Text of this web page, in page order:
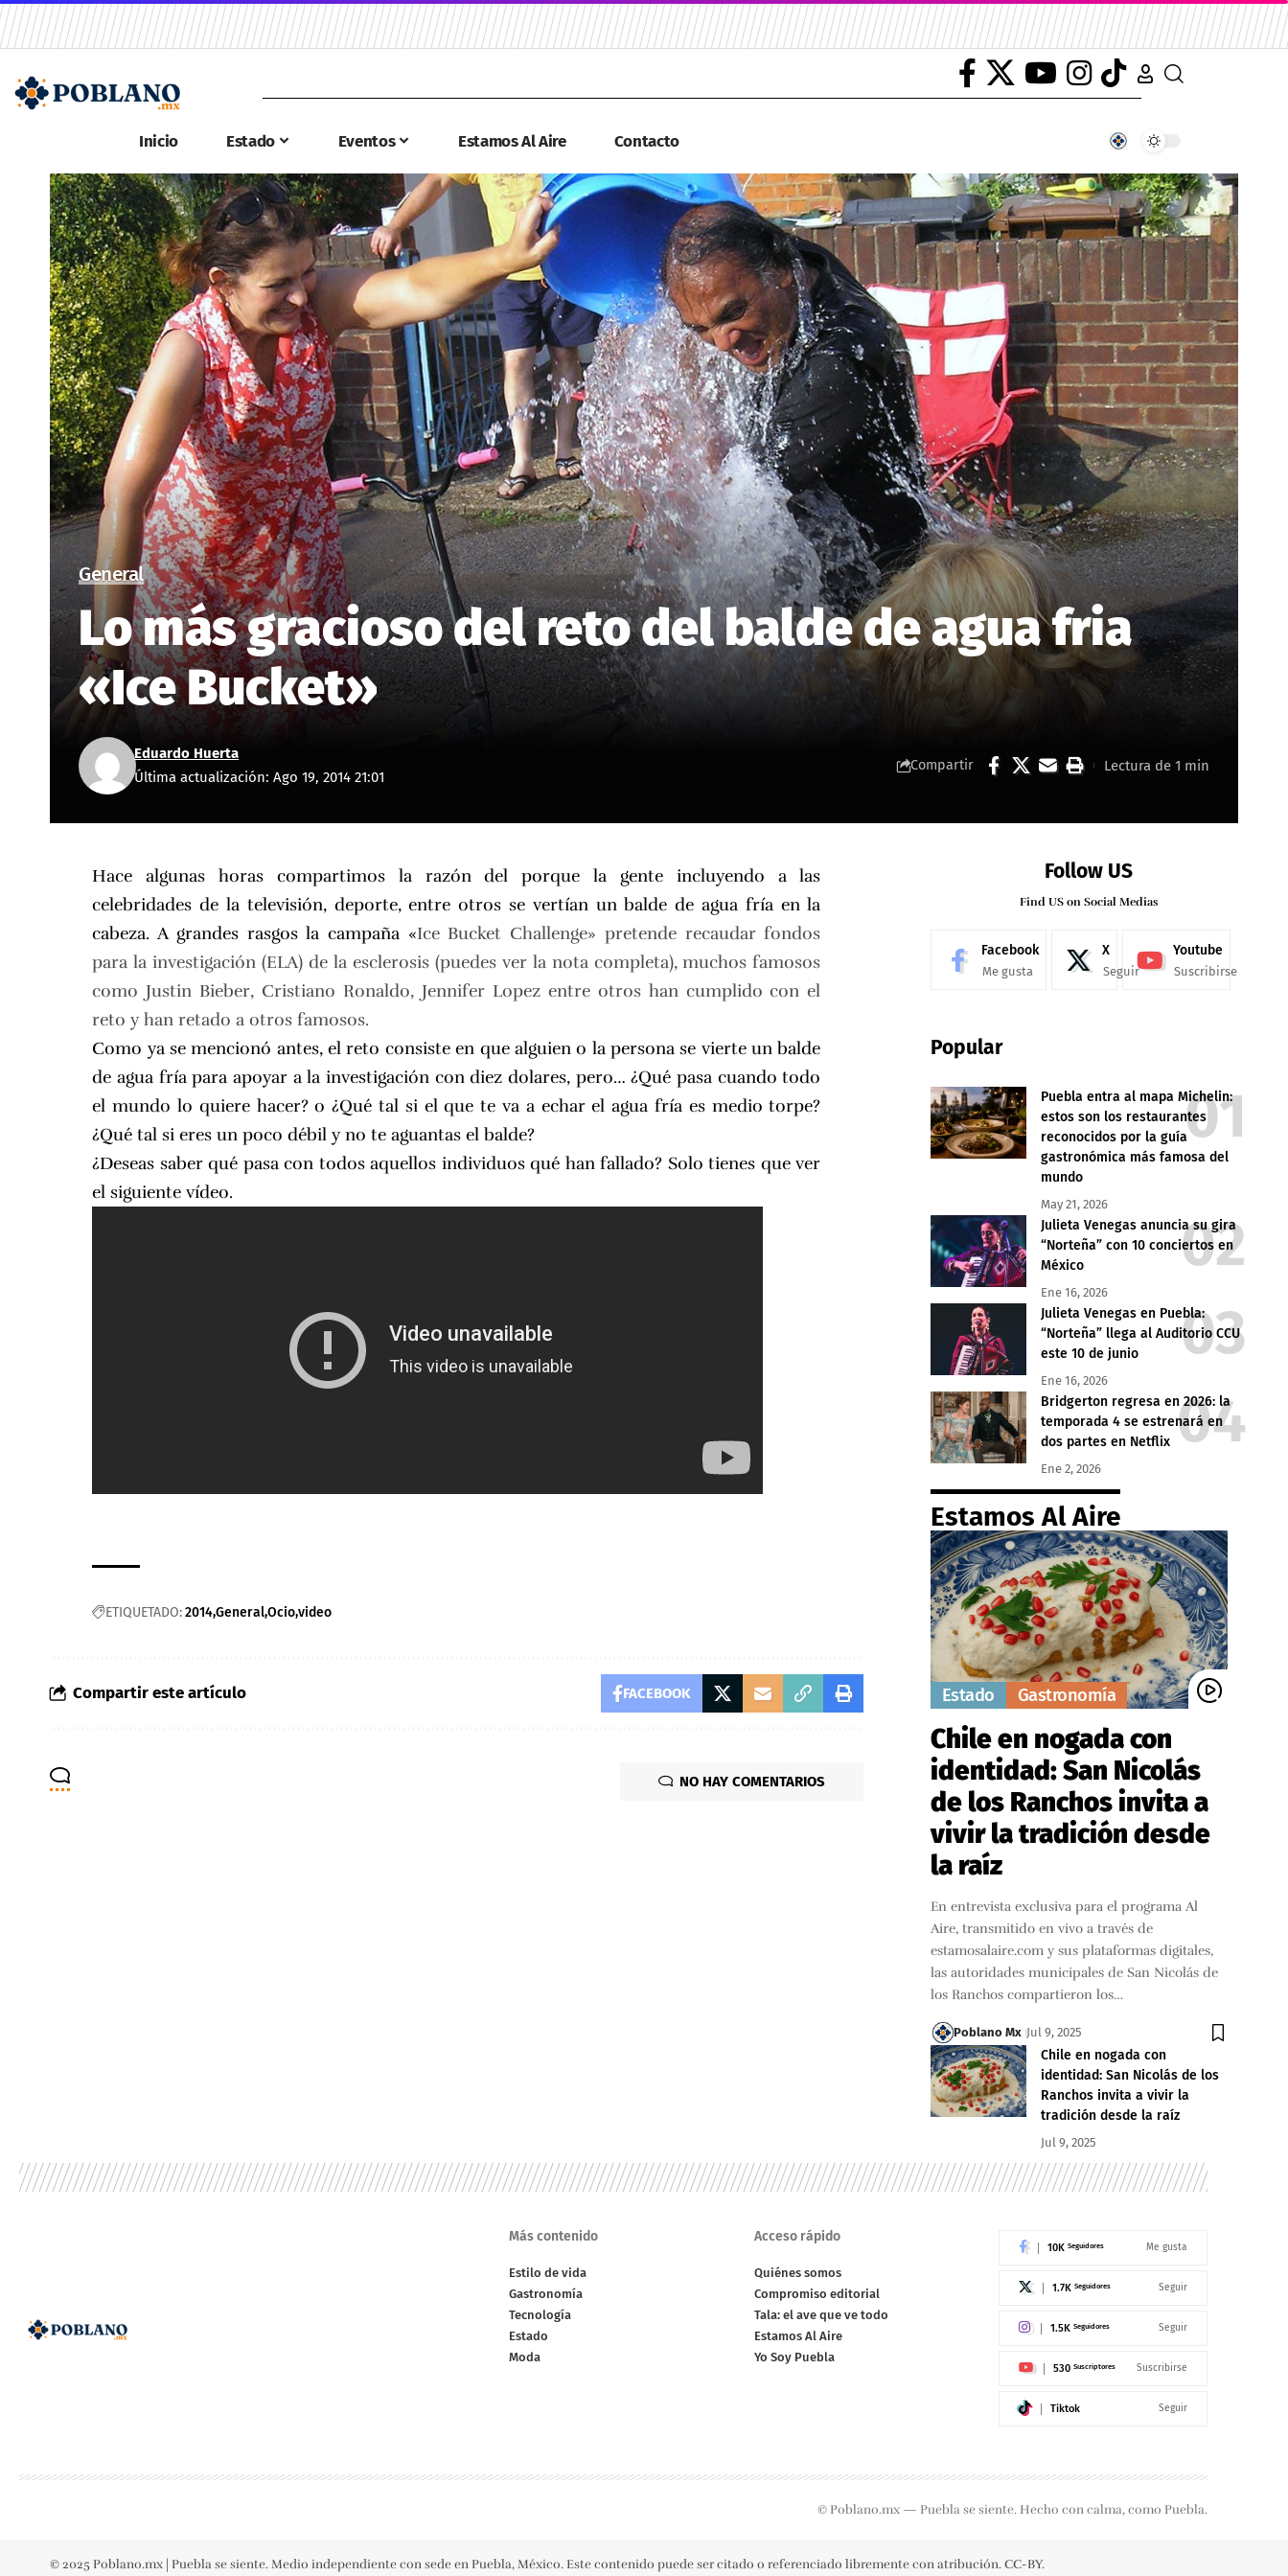
Inicio Estado Eventos Estamos Al Aire Contacto
General
Lo más gracioso del reto del balde de agua fria
«Ice Bucket»
Última actualización: Ago 19, 2014 21:01
Eduardo Huerta
Compartir Lectura de 1 min
Hace algunas horas compartimos la razón del porque la gente incluyendo a las
celebridades de la televisión, deporte, entre otros se vertían un balde de agua fría en la
cabeza. A grandes rasgos la campaña «Ice Bucket Challenge» pretende recaudar fondos
para la investigación (ELA) de la esclerosis (puedes ver la nota completa), muchos famosos
como Justin Bieber, Cristiano Ronaldo, Jennifer Lopez entre otros han cumplido con el
reto y han retado a otros famosos.
Como ya se mencionó antes, el reto consiste en que alguien o la persona se vierte un balde
de agua fría para apoyar a la investigación con diez dolares, pero… ¿Qué pasa cuando todo
el mundo lo quiere hacer? o ¿Qué tal si el que te va a echar el agua fría es medio torpe?
¿Qué tal si eres un poco débil y no te aguantas el balde?
¿Deseas saber qué pasa con todos aquellos individuos qué han fallado? Solo tienes que ver
el siguiente vídeo.
ETIQUETADO:2014GeneralOciovideo
Compartir este artículo FACEBOOK
NO HAY COMENTARIOS
Follow US
Find US on Social Medias
Facebook
Me gusta
X
Seguir
Youtube
Suscribirse
Popular
Puebla entra al mapa Michelin:
estos son los restaurantes
reconocidos por la guía
gastronómica más famosa del
mundo
May 21, 2026
Julieta Venegas anuncia su gira
“Norteña” con 10 conciertos en
México
Ene 16, 2026
Julieta Venegas en Puebla:
“Norteña” llega al Auditorio CCU
este 10 de junio
Ene 16, 2026
Bridgerton regresa en 2026: la
temporada 4 se estrenará en
dos partes en Netflix
Ene 2, 2026
Estamos Al Aire
Estado Gastronomía
Chile en nogada con
identidad: San Nicolás
de los Ranchos invita a
vivir la tradición desde
la raíz
En entrevista exclusiva para el programa Al
Aire, transmitido en vivo a través de
estamosalaire.com y sus plataformas digitales,
las autoridades municipales de San Nicolás de
los Ranchos compartieron los…
Poblano Mx Jul 9, 2025
Chile en nogada con
identidad: San Nicolás de los
Ranchos invita a vivir la
tradición desde la raíz
Jul 9, 2025
Más contenido
Estilo de vida
Gastronomía
Tecnología
Estado
Moda
Acceso rápido
Quiénes somos
Compromiso editorial
Tala: el ave que ve todo
Estamos Al Aire
Yo Soy Puebla
10K Seguidores Me gusta
1.7K Seguidores Seguir
1.5K Seguidores Seguir
530 Suscriptores Suscribirse
Tiktok Seguir
© Poblano.mx — Puebla se siente. Hecho con calma, como Puebla.
© 2025 Poblano.mx | Puebla se siente. Medio independiente con sede en Puebla, México. Este contenido puede ser citado o referenciado libremente con atribución. CC-BY.